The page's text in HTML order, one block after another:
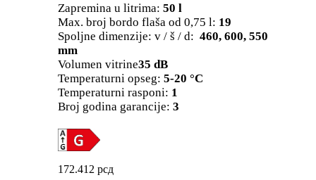
Zapremina u litrima: 50 l
Max. broj bordo flaša od 0,75 l: 19
Spoljne dimenzije: v / š / d: 460, 600, 550
mm
Volumen vitrine35 dB
Temperaturni opseg: 5-20 °C
Temperaturni rasponi: 1
Broj godina garancije: 3
172.412 рсд